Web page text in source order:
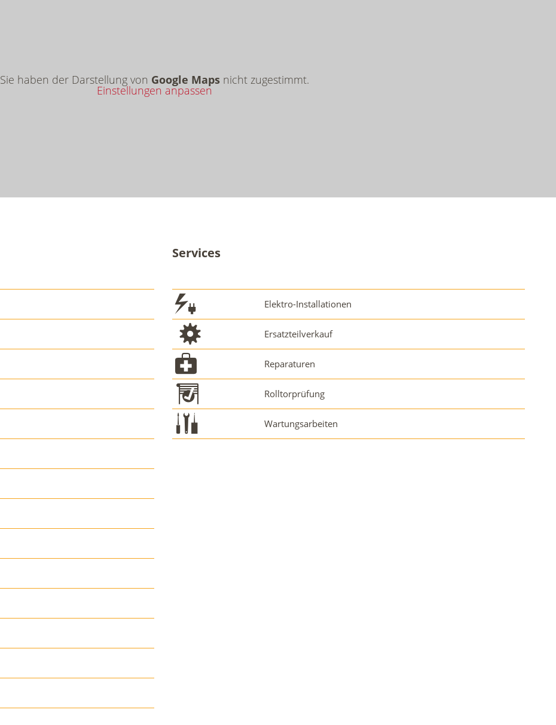
Sie haben der Darstellung von Google Mapsnicht zugestimmt.
Einstellungen anpassen
Services
Elektro-Installationen
Ersatzteilverkauf
Reparaturen
Rolltorprüfung
Wartungsarbeiten